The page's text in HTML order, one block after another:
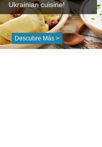
Ukrainian cuisine!
Descubre Más >